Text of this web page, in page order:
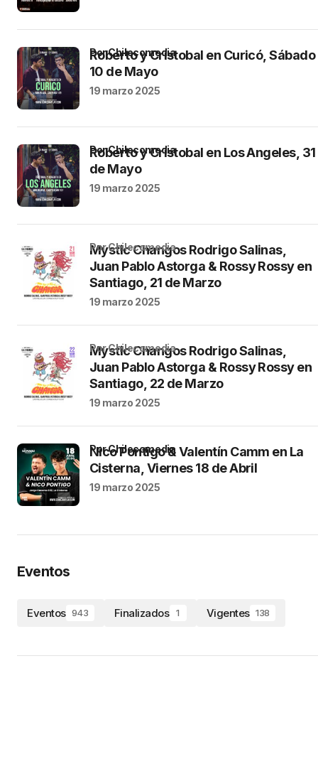
Roberto y Cristobal en Curicó, Sábado
10 de Mayo
por Chilecomedia
19 marzo 2025
Roberto y Cristobal en Los Angeles, 31
de Mayo
por Chilecomedia
19 marzo 2025
Mystic Changos Rodrigo Salinas,
Juan Pablo Astorga & Rossy Rossy en
Santiago, 21 de Marzo
por Chilecomedia
19 marzo 2025
Mystic Changos Rodrigo Salinas,
Juan Pablo Astorga & Rossy Rossy en
Santiago, 22 de Marzo
por Chilecomedia
19 marzo 2025
Nico Pontigo & Valentín Camm en La
Cisterna, Viernes 18 de Abril
por Chilecomedia
19 marzo 2025
Eventos
Eventos 943 Finalizados 1 Vigentes 138